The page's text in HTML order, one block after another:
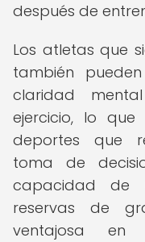
después de
Los atletas que
también
claridad
ejercicio, lo
deportes que
toma de
capacidad de
reservas de
ventajosa en